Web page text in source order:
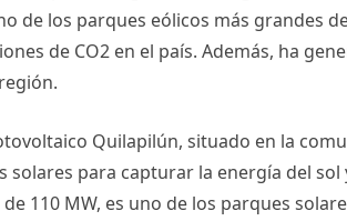
de los parques eólicos más grandes
de CO2 en el país. Además, ha
Quilapilún, situado en la
para capturar la energía del sol
110 MW, es uno de los parques